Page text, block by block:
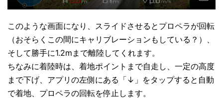
このような画面になり、スライドさせるとプロペラが回転
（おそらくこの間にキャリブレーションもしている？）、
そして勝手に1.2mまで離陸してくれます。
ちなみに着陸時は、着地ポイントまで自走し、一定の高度
まで下げ、アプリの左側にある「↓」をタップすると自動
で着地、プロペラの回転を停止します。